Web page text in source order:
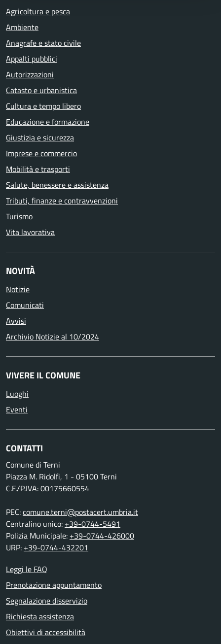
Agricoltura e pesca
Ambiente
Anagrafe e stato civile
Appalti pubblici
Autorizzazioni
Catasto e urbanistica
Cultura e tempo libero
Educazione e formazione
Giustizia e sicurezza
Imprese e commercio
Mobilità e trasporti
Salute, benessere e assistenza
Tributi, finanze e contravvenzioni
Turismo
Vita lavorativa
NOVITÀ
Notizie
Comunicati
Avvisi
Archivio Notizie al 10/2024
VIVERE IL COMUNE
Luoghi
Eventi
CONTATTI
Comune di Terni
Piazza M. Ridolfi, 1 - 05100 Terni
C.F./P.IVA: 00175660554
PEC:comune.terni@postacert.umbria.it
Centralino unico: +39-0744-5491
Polizia Municipale: +39-0744-426000
URP: +39-0744-432201
Leggi le FAQ
Prenotazione appuntamento
Segnalazione disservizio
Richiesta assistenza
Obiettivi di accessibilità